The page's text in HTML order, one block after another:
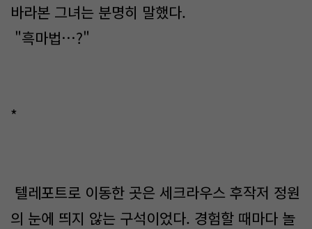
바라본 그녀는 분명히 말했다.
"​흑마법…?"
*
텔레포트로 이동한 곳은 세크라우스 후작저 정원
의 눈에 띄지 않는 구석이었다. 경험할 때마다 놀